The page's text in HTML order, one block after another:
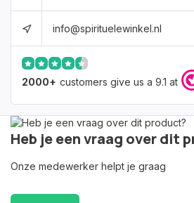
info@spirituelewinkel.nl
2000+ customers give us a 9.1 at
Heb je een vraag over dit
Onze medewerker helpt je graag